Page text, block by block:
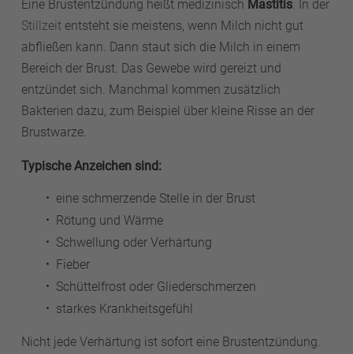
Eine Brustentzündung heißt medizinisch Mastitis. In der
Stillzeit entsteht sie meistens, wenn Milch nicht gut
abfließen kann. Dann staut sich die Milch in einem
Bereich der Brust. Das Gewebe wird gereizt und
entzündet sich. Manchmal kommen zusätzlich
Bakterien dazu, zum Beispiel über kleine Risse an der
Brustwarze.
Typische Anzeichen sind:
eine schmerzende Stelle in der Brust
Rötung und Wärme
Schwellung oder Verhärtung
Fieber
Schüttelfrost oder Gliederschmerzen
starkes Krankheitsgefühl
Nicht jede Verhärtung ist sofort eine Brustentzündung.